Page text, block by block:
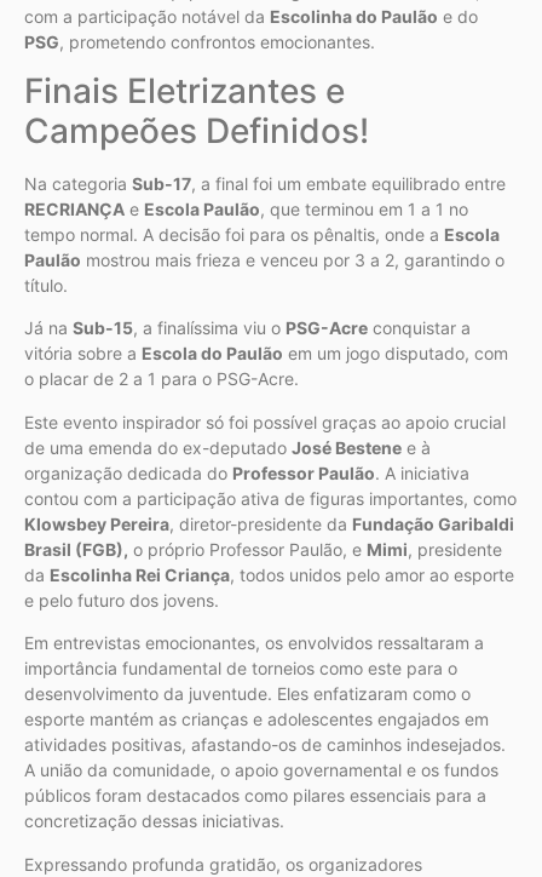
com a participação notável da Escolinha do Paulão e do
PSG, prometendo confrontos emocionantes.
Finais Eletrizantes e
Campeões Definidos!
Na categoria Sub-17, a final foi um embate equilibrado entre
RECRIANÇA e Escola Paulão, que terminou em 1 a 1 no
tempo normal. A decisão foi para os pênaltis, onde a Escola
Paulão mostrou mais frieza e venceu por 3 a 2, garantindo o
título.
Já na Sub-15, a finalíssima viu o PSG-Acre conquistar a
vitória sobre a Escola do Paulão em um jogo disputado, com
o placar de 2 a 1 para o PSG-Acre.
Este evento inspirador só foi possível graças ao apoio crucial
de uma emenda do ex-deputado José Bestene e à
organização dedicada do Professor Paulão. A iniciativa
contou com a participação ativa de figuras importantes, como
Klowsbey Pereira, diretor-presidente da Fundação Garibaldi
Brasil (FGB), o próprio Professor Paulão, e Mimi, presidente
da Escolinha Rei Criança, todos unidos pelo amor ao esporte
e pelo futuro dos jovens.
Em entrevistas emocionantes, os envolvidos ressaltaram a
importância fundamental de torneios como este para o
desenvolvimento da juventude. Eles enfatizaram como o
esporte mantém as crianças e adolescentes engajados em
atividades positivas, afastando-os de caminhos indesejados.
A união da comunidade, o apoio governamental e os fundos
públicos foram destacados como pilares essenciais para a
concretização dessas iniciativas.
Expressando profunda gratidão, os organizadores